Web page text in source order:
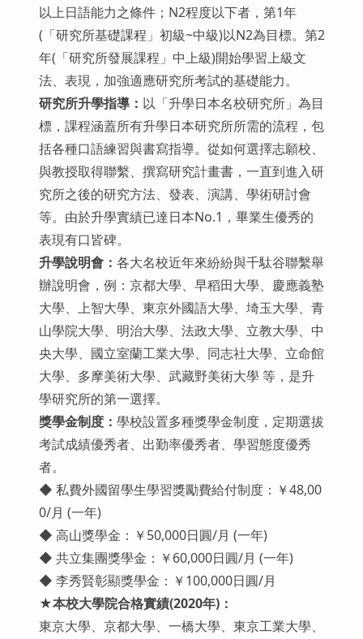
以上日語能力之條件；N2程度以下者，第1年
(「研究所基礎課程」初級~中級)以N2為目標。第2
年(「研究所發展課程」中上級)開始學習上級文
法、表現，加強適應研究所考試的基礎能力。
研究所升學指導： 以「升學日本名校研究所」為目
標，課程涵蓋所有升學日本研究所所需的流程，包
括各種口語練習與書寫指導。從如何選擇志願校、
與教授取得聯繫、撰寫研究計畫書，一直到進入研
究所之後的研究方法、發表、演講、學術研討會
等。由於升學實績已達日本No.1，畢業生優秀的
表現有口皆碑。
升學說明會： 各大名校近年來紛紛與千駄谷聯繫舉
辦說明會，例：京都大學、早稻田大學、慶應義塾
大學、上智大學、東京外國語大學、埼玉大學、青
山學院大學、明治大學、法政大學、立教大學、中
央大學、國立室蘭工業大學、同志社大學、立命館
大學、多摩美術大學、武藏野美術大學 等，是升
學研究所的第一選擇。
獎學金制度： 學校設置多種獎學金制度，定期選拔
考試成績優秀者、出勤率優秀者、學習態度優秀
者。
◆ 私費外國留學生學習獎勵費給付制度：￥48,00
0/月 (一年)
◆ 高山獎學金：￥50,000日圓/月 (一年)
◆ 共立集團獎學金：￥60,000日圓/月 (一年)
◆ 李秀賢彰顯獎學金：￥100,000日圓/月
★本校大學院合格實績(2020年)：
東京大學、京都大學、一橋大學、東京工業大學、